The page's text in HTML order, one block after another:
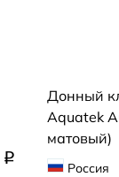
q
Донный
Aquatek
матовый)
Россия